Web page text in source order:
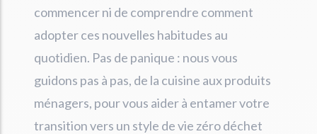
commencer ni de comprendre comment
adopter ces nouvelles habitudes au
quotidien. Pas de panique : nous vous
guidons pas à pas, de la cuisine aux produits
ménagers, pour vous aider à entamer votre
transition vers un style de vie zéro déchet